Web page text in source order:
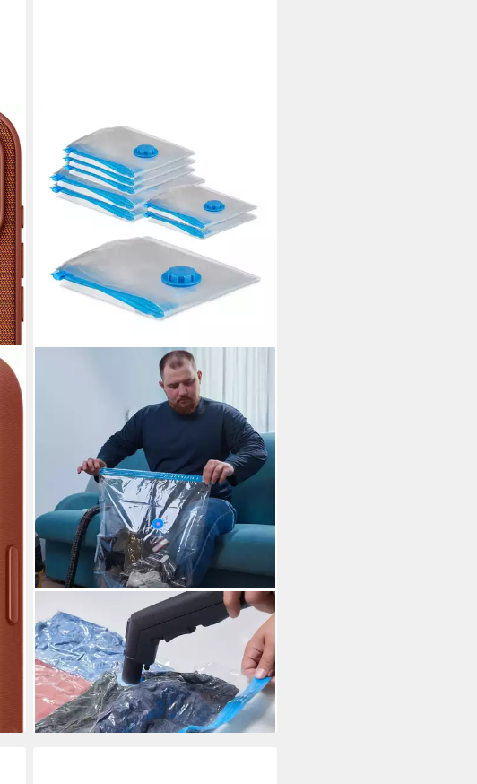
RELAXDAYS
Kleiderschutzhülle 80 Vakuumbeutel
für Kleidung in 3 Größen
119,99 € UVP 199,99 €
-40%
lieferbar - in 2-3 Werktagen bei dir